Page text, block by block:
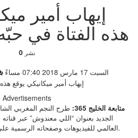
إيهاب أمير
هذه الفتاة في
0 نشر
السبت 17 مارس 2018 07:40 مساءً
Advertisements
متابعة الخليج 365:
طرح النجم المغربي
الجديد بعنوان “اللي معندوش” عبر
العالمي للفيديوهات وصفحاته الرسمية على مواقع التواصل الإجتماعي.